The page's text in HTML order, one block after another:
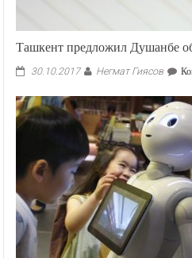
Ташкент предложил Душанбе
30.10.2017 Негмат Гиясов